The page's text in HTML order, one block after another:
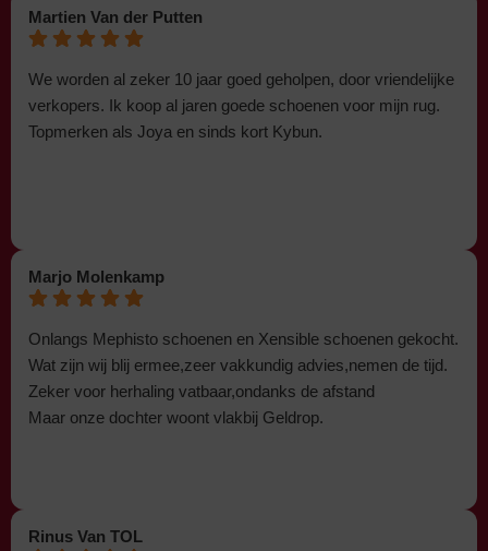
Martien Van der Putten
We worden al zeker 10 jaar goed geholpen, door vriendelijke
verkopers. Ik koop al jaren goede schoenen voor mijn rug.
Topmerken als Joya en sinds kort Kybun.
Marjo Molenkamp
Onlangs Mephisto schoenen en Xensible schoenen gekocht.
Wat zijn wij blij ermee,zeer vakkundig advies,nemen de tijd.
Zeker voor herhaling vatbaar,ondanks de afstand
Maar onze dochter woont vlakbij Geldrop.
Rinus Van TOL